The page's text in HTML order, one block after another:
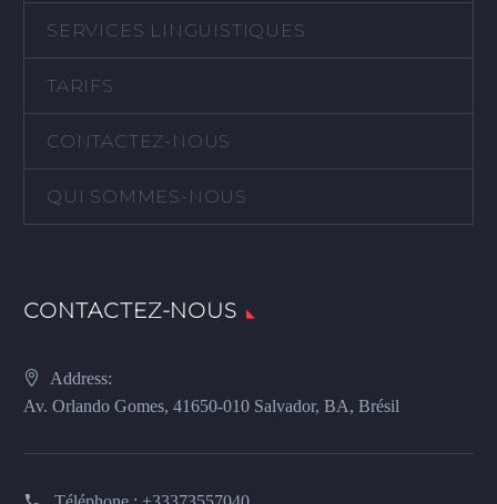
SERVICES LINGUISTIQUES
TARIFS
CONTACTEZ-NOUS
QUI SOMMES-NOUS
CONTACTEZ-NOUS
Address:
Av. Orlando Gomes, 41650-010 Salvador, BA, Brésil